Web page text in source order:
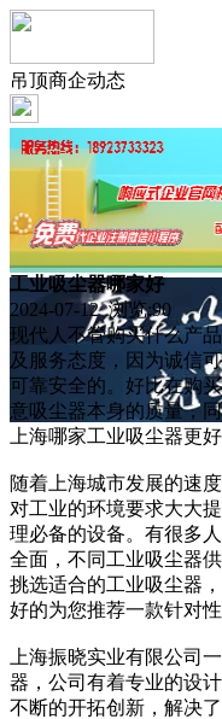
吊顶商企动态
工业吸尘器哪家好
2024-07-12 浏览:90
现代人不管购买什么产
及服务态度，因为诚信
可靠安全的。好比在购
意吸尘器本身的质量，
上海哪家工业吸尘器更
随着上海城市发展的速
对工业的环境要求大大
理必备的设备。有很多
全面，不同工业吸尘器
挑选适合的工业吸尘器
好的为您推荐一款针对
上海振晓实业有限公司
器，公司有着专业的设
不断的开拓创新，解决